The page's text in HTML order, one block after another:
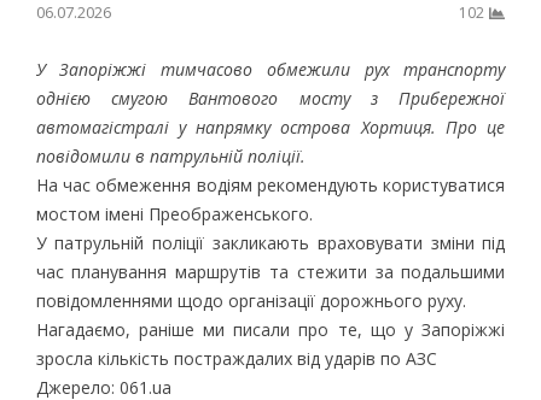
06.07.2026 102
У Запоріжжі тимчасово обмежили рух транспорту
однією смугою Вантового мосту з Прибережної
автомагістралі у напрямку острова Хортиця. Про це
повідомили в патрульній поліції.
На час обмеження водіям рекомендують користуватися
мостом імені Преображенського.
У патрульній поліції закликають враховувати зміни під
час планування маршрутів та стежити за подальшими
повідомленнями щодо організації дорожнього руху.
Нагадаємо, раніше ми писали про те, що уЗапоріжжі
зросла кількість постраждалих від ударів по АЗС
Джерело: 061.ua